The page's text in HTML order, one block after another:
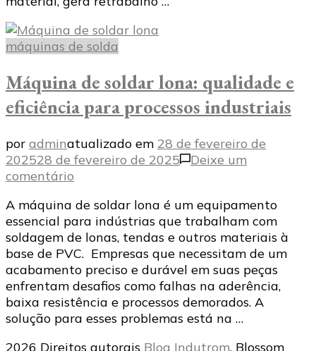
máquinas de solda
Máquina de soldar lona: qualidade e
eficiência para processos industriais
por adminatualizado em 28 de fevereiro de
202528 de fevereiro de 2025
Deixe um
comentário
de
soldar
lona:
qualidade
e
eficiência
para
processos
A máquina de soldar lona é um equipamento
essencial para indústrias que trabalham com
soldagem de lonas, tendas e outros materiais à
base de PVC. Empresas que necessitam de um
acabamento preciso e durável em suas peças
enfrentam desafios como falhas na aderência,
baixa resistência e processos demorados. A
solução para esses problemas está na …
2026 Direitos autorais Blog Indutrom. Blossom